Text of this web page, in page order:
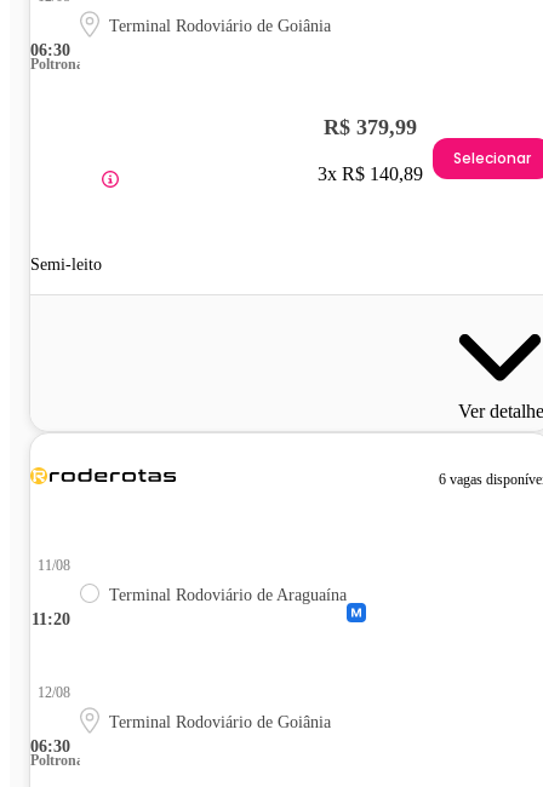
06:30
Terminal Rodoviário de Goiânia
Poltrona
Semi-leito
R$ 379,99
3x R$ 140,89
Selecionar
Ver
6 vagas
11:20
11/08
Terminal Rodoviário de Araguaína
06:30
12/08
Terminal Rodoviário de Goiânia
Poltrona